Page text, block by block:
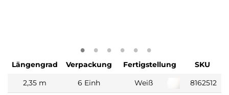
Längengrad Verpackung Fertigstellung
SKU
2,35 m
6 Einh Weiß 8162512